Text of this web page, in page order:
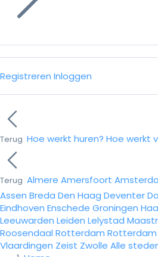
Registreren Inloggen
Terug Hoe werkt huren? Hoe werkt
Terug Almere Amersfoort
Assen Breda Den Haag Deventer
Eindhoven Enschede Groningen
Leeuwarden Leiden Lelystad
Roosendaal Rotterdam Rotterdam
Vlaardingen Zeist Zwolle Alle